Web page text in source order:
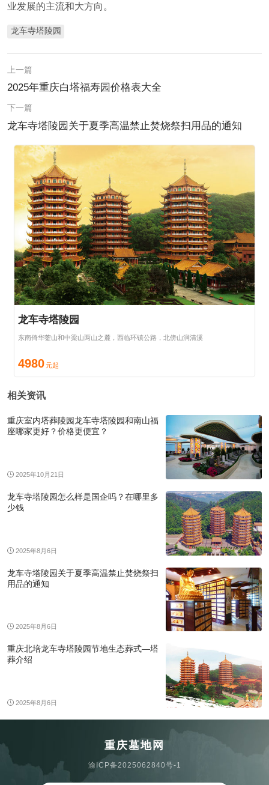
业发展的主流和大方向。
龙车寺塔陵园
上一篇
2025年重庆白塔福寿园价格表大全
下一篇
龙车寺塔陵园关于夏季高温禁止焚烧祭扫用品的通知
龙车寺塔陵园
东南倚华蓥山和中梁山两山之麓，西临环镇公路，北傍山涧清溪
4980
相关资讯
重庆室内塔葬陵园龙车寺塔陵园和南山福
座哪家更好？价格更便宜？
2025年10月21日
龙车寺塔陵园怎么样是国企吗？在哪里多
少钱
2025年8月6日
龙车寺塔陵园关于夏季高温禁止焚烧祭扫
用品的通知
2025年8月6日
重庆北培龙车寺塔陵园节地生态葬式—塔
葬介绍
2025年8月6日
重庆墓地网
渝ICP备2025062840号-1